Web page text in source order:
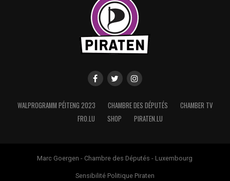
WALPROGRAMM PÉITENG 2023 CHAMBRE DES DÉPUTÉS
CHAMBER TV
FRO.LU
SHOP PIRATEN.LU
Marc Goergen - Chambre des Députés - Luxembourg
Sensibilité Politique Piraten